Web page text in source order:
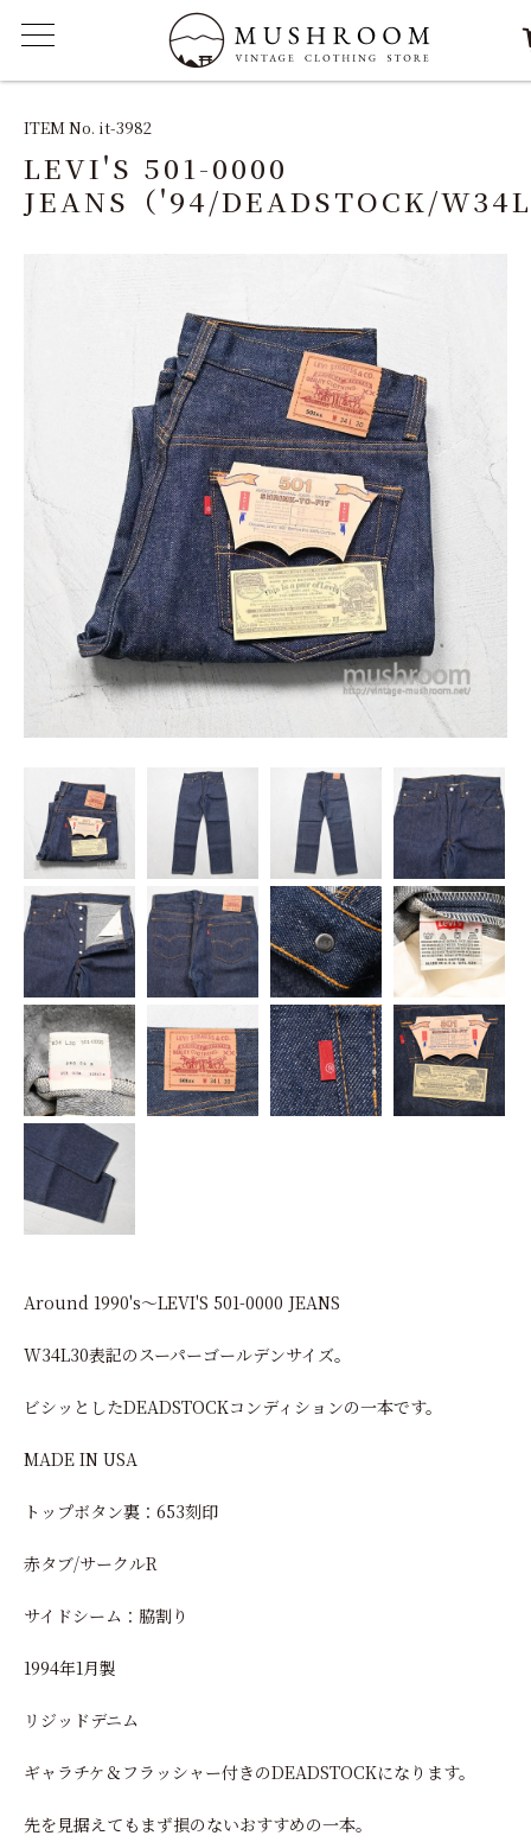
FEATURE
MY ACCOUNT
ITEM No. it-3982
LEVI'S 501-0000
JEANS（'94/DEADSTOCK/
Around 1990's～LEVI'S 501-0000 JEANS
W34L30表記のスーパーゴールデンサイズ。
ビシッとしたDEADSTOCKコンディションの一本です。
MADE IN USA
トップボタン裏：653刻印
赤タブ/サークルR
サイドシーム：脇割り
1994年1月製
リジッドデニム
ギャラチケ＆フラッシャー付きのDEADSTOCKになります。
先を見据えてもまず損のないおすすめの一本。